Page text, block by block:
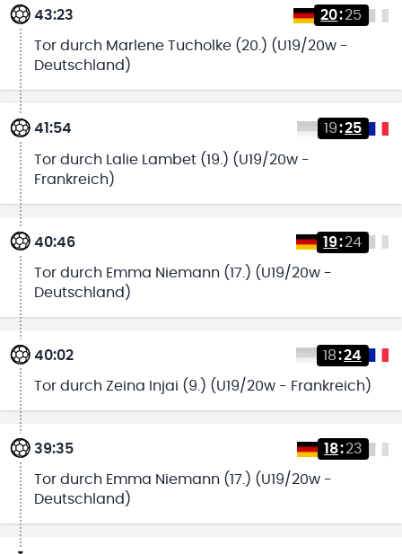
43:23 20:25
Tor durch Marlene Tucholke (20.) (U19/20w -
Deutschland)
41:54 19:25
Tor durch Lalie Lambet (19.) (U19/20w -
Frankreich)
40:46 19:24
Tor durch Emma Niemann (17.) (U19/20w -
Deutschland)
40:02 18:24
Tor durch Zeina Injai (9.) (U19/20w - Frankreich)
39:35 18:23
Tor durch Emma Niemann (17.) (U19/20w -
Deutschland)